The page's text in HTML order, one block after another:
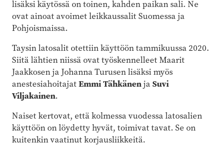
lisäksi käytössä on toinen, kahden paikan sali. Ne
ovat ainoat avoimet leikkaussalit Suomessa ja
Pohjoismaissa.
Taysin latosalit otettiin käyttöön tammikuussa 2020.
Siitä lähtien niissä ovat työskennelleet Maarit
Jaakkosen ja Johanna Turusen lisäksi myös
anestesiahoitajatEmmi TähkänenjaSuvi
Viljakainen.
Naiset kertovat, että kolmessa vuodessa latosalien
käyttöön on löydetty hyvät, toimivat tavat. Se on
kuitenkin vaatinut korjausliikkeitä.